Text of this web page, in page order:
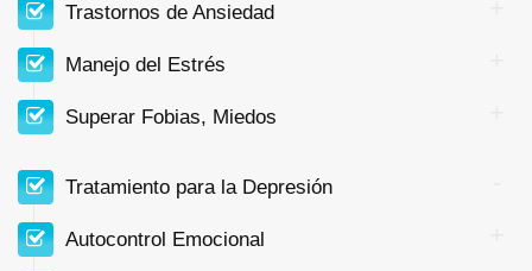
Trastornos de Ansiedad
Manejo del Estrés
Superar Fobias, Miedos
Tratamiento para la Depresión
Autocontrol Emocional